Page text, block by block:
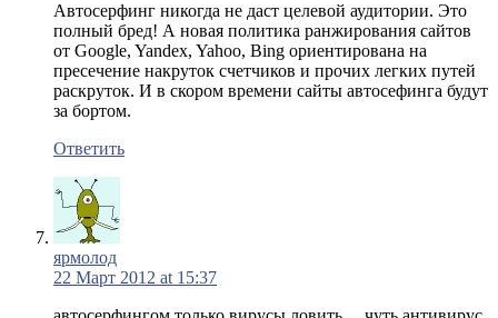
Автосерфинг никогда не даст целевой аудитории. Это
полный бред! А новая политика ранжирования сайтов
от Google, Yandex, Yahoo, Bing ориентирована на
пресечение накруток счетчиков и прочих легких путей
раскруток. И в скором времени сайты автосефинга будут
за бортом.
Ответить
ярмолод
22 Март 2012 at 15:37